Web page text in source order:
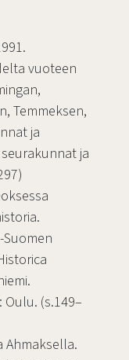
vuoteen
Temmeksen,
ja
ja
(s.149–
Ahmaksella.